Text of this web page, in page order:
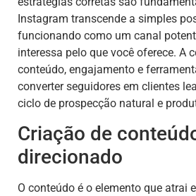
Instagram transcende a simples
funcionando como um canal
interessa pelo que você oferece. A
conteúdo, engajamento e
converter seguidores em clientes
ciclo de prospecção natural e
Criação de
direcionado
O conteúdo é o elemento que atrai